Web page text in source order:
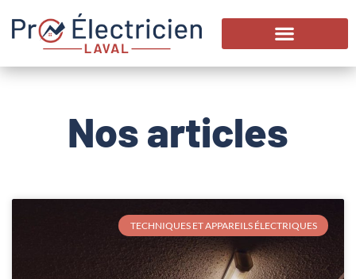
Nos articles
TECHNIQUES ET APPAREILS ÉLECTRIQUES